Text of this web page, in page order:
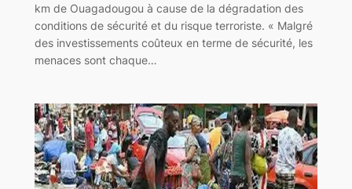
km de Ouagadougou à cause de la dégradation des
conditions de sécurité et du risque terroriste. « Malgré
des investissements coûteux en terme de sécurité, les
menaces sont chaque…